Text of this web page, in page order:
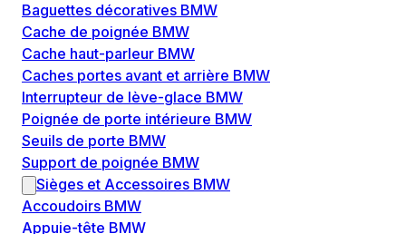
Baguettes décoratives BMW
Cache de poignée BMW
Cache haut-parleur BMW
Caches portes avant et arrière BMW
Interrupteur de lève-glace BMW
Poignée de porte intérieure BMW
Seuils de porte BMW
Support de poignée BMW
Sièges et Accessoires BMW
Accoudoirs BMW
Appuie-tête BMW